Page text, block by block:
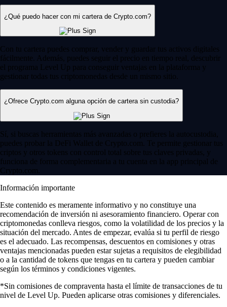
¿Qué puedo hacer con mi cartera de Crypto.com?
Con tu cartera puedes comprar, vender y guardar tus activos digitales
fácilmente. Además, puedes seguir el precio en tiempo real, descubrir
el programa Level Up para conseguir ventajas en la plataforma y
gestionar todas tus criptomonedas desde un mismo sitio.
¿Ofrece Crypto.com alguna opción de cartera sin custodia?
Sí, si buscas herramientas más avanzadas o prefieres la autocustodia,
puedes probar la DeFi Wallet de Crypto.com. Te permite gestionar tus
criptos y otros tokens con control total sobre tus claves privadas, y
funciona de forma complementaria a tu cuenta en la app principal de
Crypto.com.
Información importante
Este contenido es meramente informativo y no constituye una
recomendación de inversión ni asesoramiento financiero. Operar con
criptomonedas conlleva riesgos, como la volatilidad de los precios y la
situación del mercado. Antes de empezar, evalúa si tu perfil de riesgo
es el adecuado. Las recompensas, descuentos en comisiones y otras
ventajas mencionadas pueden estar sujetas a requisitos de elegibilidad
o a la cantidad de tokens que tengas en tu cartera y pueden cambiar
según los términos y condiciones vigentes.
*Sin comisiones de compraventa hasta el límite de transacciones de tu
nivel de Level Up. Pueden aplicarse otras comisiones y diferenciales.